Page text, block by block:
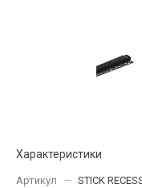
Характеристики
Артикул — STICK